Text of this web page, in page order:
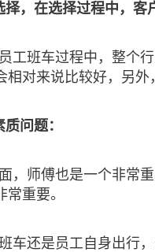
，在选择过程中，客
工班车过程中，整个
相对来说比较好，另
问题：
，师傅也是一个非常
重要。
车还是员工自身出行